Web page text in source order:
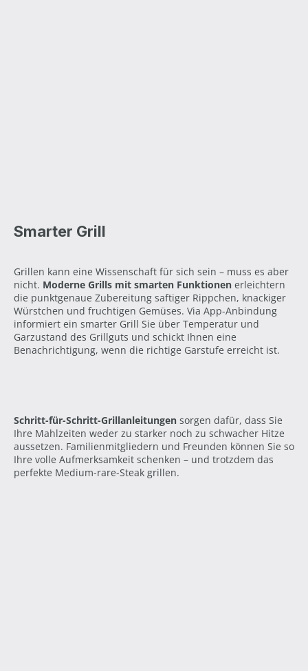
Smarter Grill
Grillen kann eine Wissenschaft für sich sein – muss es aber
nicht. Moderne Grills mit smarten Funktionen erleichtern
die punktgenaue Zubereitung saftiger Rippchen, knackiger
Würstchen und fruchtigen Gemüses. Via App-Anbindung
informiert ein smarter Grill Sie über Temperatur und
Garzustand des Grillguts und schickt Ihnen eine
Benachrichtigung, wenn die richtige Garstufe erreicht ist.
Schritt-für-Schritt-Grillanleitungen sorgen dafür, dass Sie
Ihre Mahlzeiten weder zu starker noch zu schwacher Hitze
aussetzen. Familienmitgliedern und Freunden können Sie so
Ihre volle Aufmerksamkeit schenken – und trotzdem das
perfekte Medium-rare-Steak grillen.